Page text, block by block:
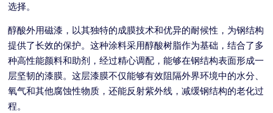
选择。
醇酸外用磁漆，以其独特的成膜技术和优异的耐候性，为钢结构
提供了长效的保护。这种涂料采用醇酸树脂作为基础，结合了多
种高性能颜料和助剂，经过精心调配，能够在钢结构表面形成一
层坚韧的漆膜。这层漆膜不仅能够有效阻隔外界环境中的水分、
氧气和其他腐蚀性物质，还能反射紫外线，减缓钢结构的老化过
程。